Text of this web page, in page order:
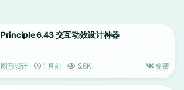
Principle 6.43 交互动效设计神器
图形设计 1 月前 5.6K 免费